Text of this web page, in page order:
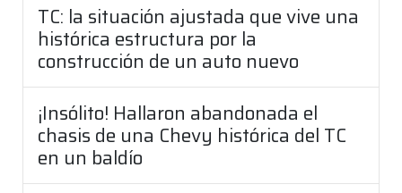
TC: la situación ajustada que vive una
histórica estructura por la
construcción de un auto nuevo
¡Insólito! Hallaron abandonada el
chasis de una Chevy histórica del TC
en un baldío